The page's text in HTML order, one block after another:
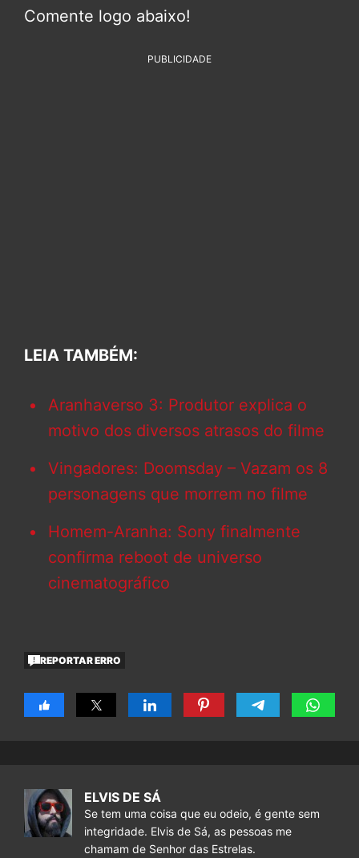
Comente logo abaixo!
PUBLICIDADE
LEIA TAMBÉM:
Aranhaverso 3: Produtor explica o
motivo dos diversos atrasos do filme
Vingadores: Doomsday – Vazam os 8
personagens que morrem no filme
Homem-Aranha: Sony finalmente
confirma reboot de universo
cinematográfico
REPORTAR ERRO
ELVIS DE SÁ
Se tem uma coisa que eu odeio, é gente sem
integridade. Elvis de Sá, as pessoas me
chamam de Senhor das Estrelas.